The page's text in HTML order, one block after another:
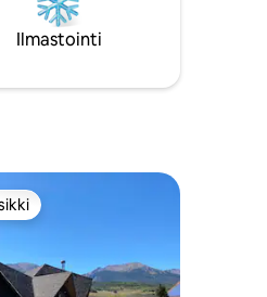
1 %:iin. Sillä on
arvostelusta. Tule
sanovat
Ilmastointi
parhaimmistoa